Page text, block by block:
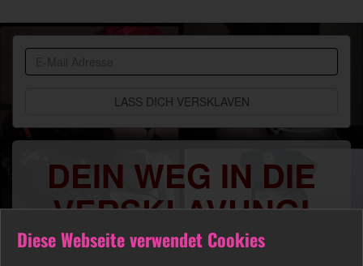
Diese Webseite verwendet Cookies
DEIN WEG IN DIE
VERSKLAVUNG!
Du sehnst Dich danach benutzt, manipuliert,